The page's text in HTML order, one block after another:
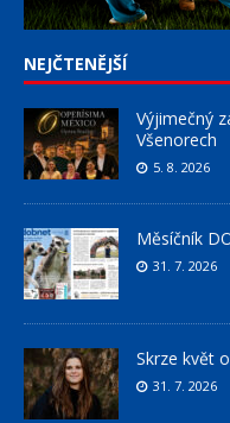
NEJČTENĚJŠÍ
Výjimečný
Všenorech
5. 8. 2026
Měsíčník
31. 7. 2026
Skrze květ
31. 7. 2026